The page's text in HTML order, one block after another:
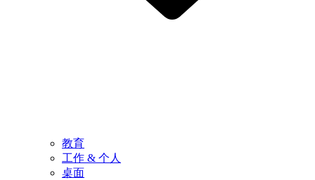
教育
工作 & 个人
桌面